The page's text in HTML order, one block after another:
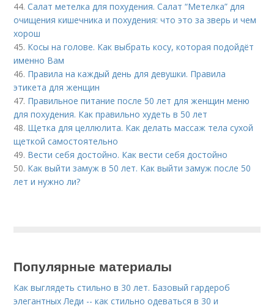
44.Салат метелка для похудения. Салат “Метелка” для
очищения кишечника и похудения: что это за зверь и чем
хорош
45. Косы на голове. Как выбрать косу, которая подойдёт
именно Вам
46. Правила на каждый день для девушки. Правила
этикета для женщин
47. Правильное питание после 50 лет для женщин меню
для похудения. Как правильно худеть в 50 лет
48. Щетка для целлюлита. Как делать массаж тела сухой
щеткой самостоятельно
49. Вести себя достойно. Как вести себя достойно
50. Как выйти замуж в 50 лет. Как выйти замуж после 50
лет и нужно ли?
Популярные материалы
Как выглядеть стильно в 30 лет. Базовый гардероб
элегантных Леди -- как стильно одеваться в 30 и